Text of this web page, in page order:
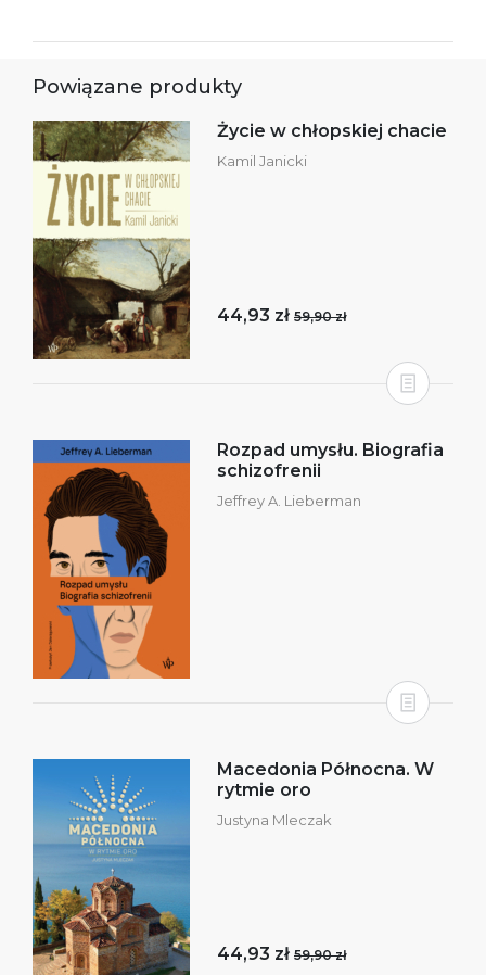
Powiązane produkty
Życie w chłopskiej chacie
Kamil Janicki
44,93 zł 59,90 zł
Rozpad umysłu. Biografia
schizofrenii
Jeffrey A. Lieberman
Macedonia Północna. W
rytmie oro
Justyna Mleczak
44,93 zł 59,90 zł